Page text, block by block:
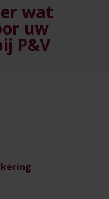
wat
uw
P&V